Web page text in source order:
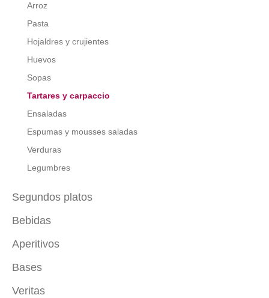
Arroz
Pasta
Hojaldres y crujientes
Huevos
Sopas
Tartares y carpaccio
Ensaladas
Espumas y mousses saladas
Verduras
Legumbres
Segundos platos
Carne
Pescado
Pizza
Proteínas vegetales
Bebidas
Con alcohol
Aperitivos
De cuchara
De brocheta
Bases
Salsas saladas
Veritas